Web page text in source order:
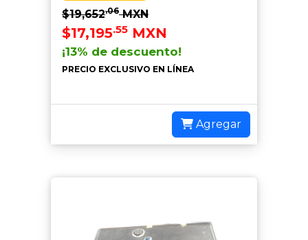
$19,652.06MXN
$17,195.55 MXN
¡13% de descuento!
PRECIO EXCLUSIVO EN LÍNEA
Agregar